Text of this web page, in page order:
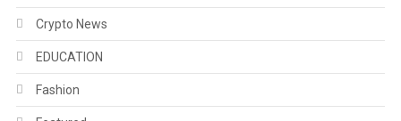
Crypto News
EDUCATION
Fashion